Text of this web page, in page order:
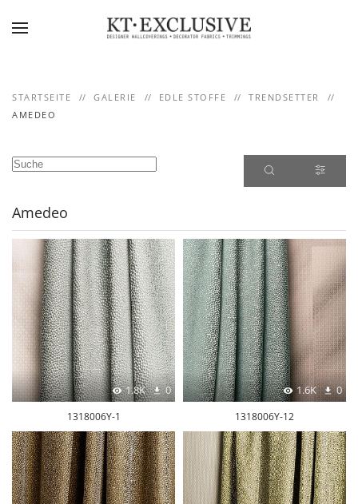
STARTSEITE GALERIE EDLE STOFFE
TRENDSETTER
AMEDEO
Amedeo
1.8K 0
1318006Y-1
1.6K 0
1318006Y-12